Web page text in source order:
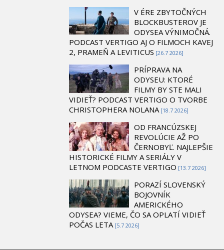
V ÉRE ZBYTOČNÝCH
BLOCKBUSTEROV JE
ODYSEA VÝNIMOČNÁ.
PODCAST VERTIGO AJ O FILMOCH KAVEJ
2, PRAMEŇ A LEVITICUS [26.7 2026]
PRÍPRAVA NA
ODYSEU: KTORÉ
FILMY BY STE MALI
VIDIEŤ? PODCAST VERTIGO O TVORBE
CHRISTOPHERA NOLANA [18.7 2026]
OD FRANCÚZSKEJ
REVOLÚCIE AŽ PO
ČERNOBYĽ. NAJLEPŠIE
HISTORICKÉ FILMY A SERIÁLY V
LETNOM PODCASTE VERTIGO [13.7 2026]
PORAZÍ SLOVENSKÝ
BOJOVNÍK
AMERICKÉHO
ODYSEA? VIEME, ČO SA OPLATÍ VIDIEŤ
POČAS LETA [5.7 2026]